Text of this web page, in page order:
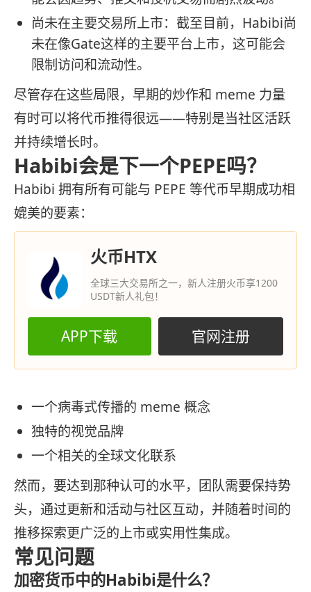
尚未在主要交易所上市：截至目前，Habibi尚
未在像Gate这样的主要平台上市，这可能会
限制访问和流动性。
尽管存在这些局限，早期的炒作和 meme 力量
有时可以将代币推得很远——特别是当社区活跃
并持续增长时。
Habibi会是下一个PEPE吗？
Habibi 拥有所有可能与 PEPE 等代币早期成功相
媲美的要素：
火币HTX
全球三大交易所之一，新人注册火币享1200
USDT新人礼包！
APP下载 官网注册
一个病毒式传播的 meme 概念
独特的视觉品牌
一个相关的全球文化联系
然而，要达到那种认可的水平，团队需要保持势
头，通过更新和活动与社区互动，并随着时间的
推移探索更广泛的上市或实用性集成。
常见问题
加密货币中的Habibi是什么？